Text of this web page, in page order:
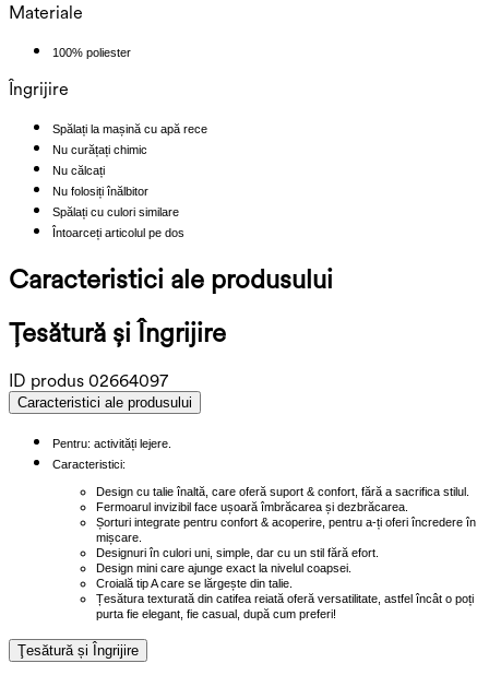
Materiale
100% poliester
Îngrijire
Spălați la mașină cu apă rece
Nu curățați chimic
Nu călcați
Nu folosiți înălbitor
Spălați cu culori similare
Întoarceți articolul pe dos
Caracteristici ale produsului
Ţesătură și Îngrijire
ID produs 02664097
Caracteristici ale produsului
Pentru: activități lejere.
Caracteristici:
Design cu talie înaltă, care oferă suport & confort, fără a sacrifica stilul.
Fermoarul invizibil face ușoară îmbrăcarea și dezbrăcarea.
Șorturi integrate pentru confort & acoperire, pentru a-ți oferi încredere în
mișcare.
Designuri în culori uni, simple, dar cu un stil fără efort.
Design mini care ajunge exact la nivelul coapsei.
Croială tip A care se lărgește din talie.
Țesătura texturată din catifea reiată oferă versatilitate, astfel încât o poți
purta fie elegant, fie casual, după cum preferi!
Ţesătură și Îngrijire